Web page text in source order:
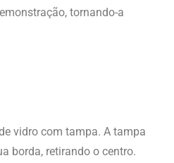
tornando-a
vidro com tampa. A tampa
borda, retirando o centro.